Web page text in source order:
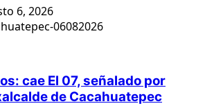
6, 2026
cae El 07, señalado por
de Cacahuatepec